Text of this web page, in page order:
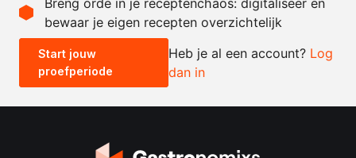
- +
0.5x 1x 2x
bewaar je eigen recepten overzichtelijk
Start jouw
proefperiode
Heb je al een account? Log
dan in